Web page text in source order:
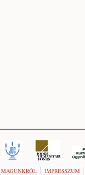
MAGUNKRÓL IMPRESSZUM